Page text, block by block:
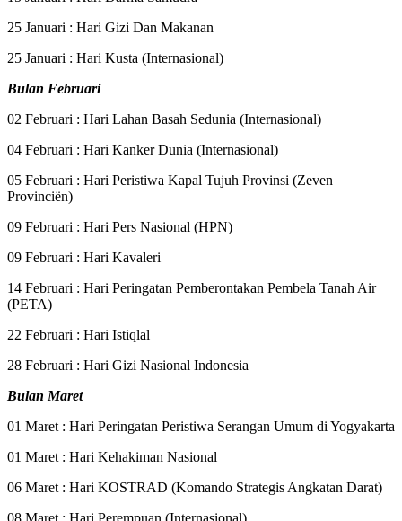
25 Januari : Hari Gizi Dan Makanan
25 Januari : Hari Kusta (Internasional)
Bulan Februari
02 Februari : Hari Lahan Basah Sedunia (Internasional)
04 Februari : Hari Kanker Dunia (Internasional)
05 Februari : Hari Peristiwa Kapal Tujuh Provinsi (Zeven
Provinciën)
09 Februari : Hari Pers Nasional (HPN)
09 Februari : Hari Kavaleri
14 Februari : Hari Peringatan Pemberontakan Pembela Tanah Air
(PETA)
22 Februari : Hari Istiqlal
28 Februari : Hari Gizi Nasional Indonesia
Bulan Maret
01 Maret : Hari Peringatan Peristiwa Serangan Umum di Yogyakarta
01 Maret : Hari Kehakiman Nasional
06 Maret : Hari KOSTRAD (Komando Strategis Angkatan Darat)
08 Maret : Hari Perempuan (Internasional)